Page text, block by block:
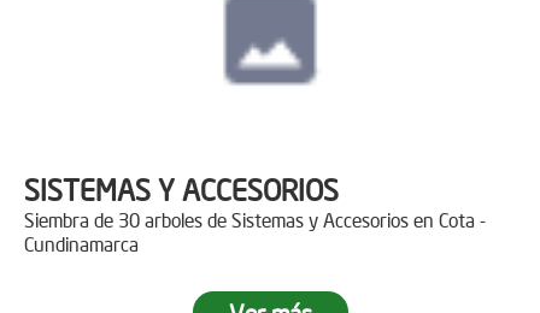
SISTEMAS Y ACCESORIOS
Siembra de 30 arboles de Sistemas y Accesorios en Cota -
Cundinamarca